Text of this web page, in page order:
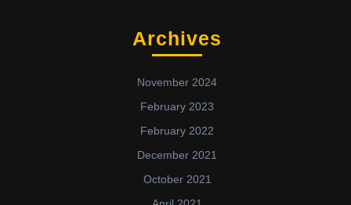
Archives
November 2024
February 2023
February 2022
December 2021
October 2021